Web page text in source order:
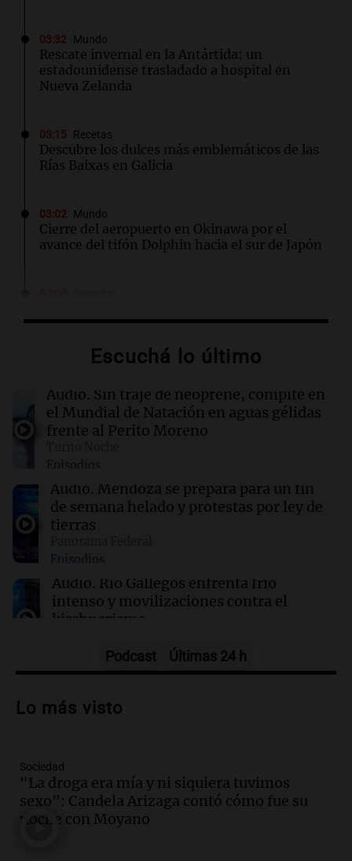
03:32 Mundo
Rescate invernal en la Antártida: un
estadounidense trasladado a hospital en
Nueva Zelanda
03:15 Recetas
Descubre los dulces más emblemáticos de las
Rías Baixas en Galicia
03:02 Mundo
Cierre del aeropuerto en Okinawa por el
avance del tifón Dolphin hacia el sur de Japón
casa en Madrid con la China Suárez
El Rayo Vallecano busca fichar a Icardi y la
China Suárez se muda a Madrid
Descuentos de hasta $400 en entradas para
TechCrunch Disrupt 2026 hasta mañana
02:03 Tecnología
guiño a la fusión entre tecnología y moda
Escuchá lo último
Audio. Sin traje de neoprene, compite en
el Mundial de Natación en aguas gélidas
frente al Perito Moreno
Episodios
Audio. Mendoza se prepara para un fin
de semana helado y protestas por ley de
tierras
Episodios
Audio. Río Gallegos enfrenta frío
intenso y movilizaciones contra el
kirchnerismo
Audio.Debate en el Senado sobre
la soberanía digital en Argentina
Audio.
Mendoza se prepara para un fin
de semana helado y ciudadanos
marchan contra reforma de tierras
Panorama Federal
Podcast Últimas 24 h
Lo más visto
Sociedad
"La droga era mía y ni siquiera tuvimos
sexo": Candela Arizaga contó cómo fue su
noche con Moyano